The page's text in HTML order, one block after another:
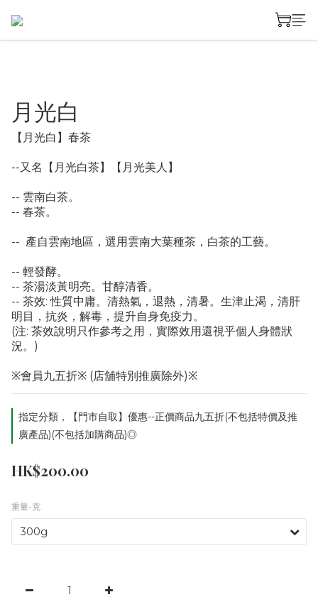
月光白
【月光白】春茶
--又名【月光白茶】【月光美人】
-- 雲南白茶。
-- 春茶。
--  產自雲南地區，選用雲南大葉種茶，白茶的工藝。
-- 輕發酵。
-- 茶湯淡黃明亮。甘醇清香。
-- 茶效: 性質中庸。清熱氣，退熱，清暑。生津止渴，清肝
明目，抗炎，解毒，提升自身免疫力。
(注: 茶效說明只作參考之用，實際效用還視乎個人身體狀
況。)
※會員九五折※ (店舖特別推廣除外)※
指定分類，【門市自取】優惠--正價商品九五折(不包括特價及推
廣產品)(不包括加購商品)◎
HK$200.00
重量-克